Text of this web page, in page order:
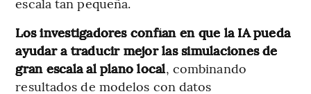
Los investigadores confían en que la IA pueda
ayudar a traducir mejor las simulaciones de
gran escala al plano local, combinando
resultados de modelos con datos